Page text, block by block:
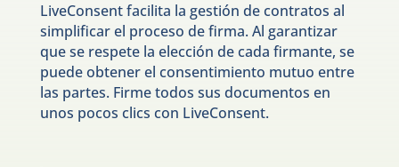
LiveConsent facilita la gestión de contratos al
simplificar el proceso de firma. Al garantizar
que se respete la elección de cada firmante, se
puede obtener el consentimiento mutuo entre
las partes. Firme todos sus documentos en
unos pocos clics con LiveConsent.